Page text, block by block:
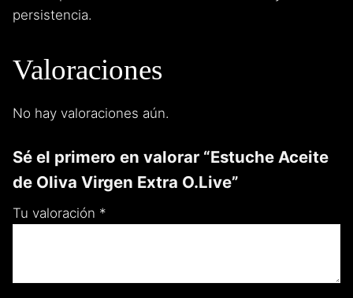
persistencia.
Valoraciones
No hay valoraciones aún.
Sé el primero en valorar “Estuche Aceite
de Oliva Virgen Extra O.Live”
Tu valoración *